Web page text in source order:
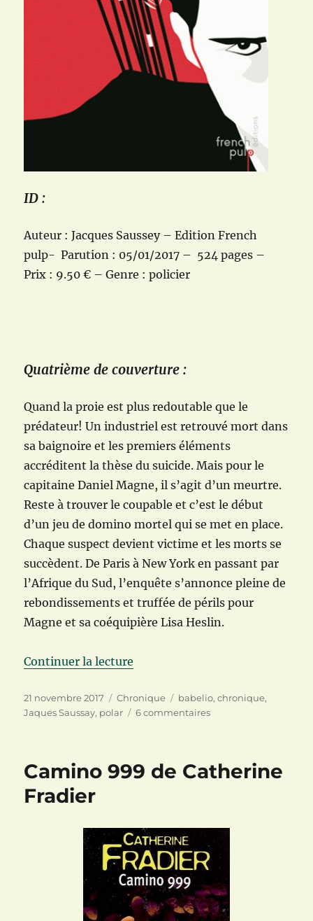
ID :
Auteur : Jacques Saussey – Edition French
pulp- Parution : 05/01/2017 – 524 pages –
Prix : 9.50 € – Genre : policier
Quatrième de couverture :
Quand la proie est plus redoutable que le
prédateur! Un industriel est retrouvé mort dans
sa baignoire et les premiers éléments
accréditent la thèse du suicide. Mais pour le
capitaine Daniel Magne, il s’agit d’un meurtre.
Reste à trouver le coupable et c’est le début
d’un jeu de domino mortel qui se met en place.
Chaque suspect devient victime et les morts se
succèdent. De Paris à New York en passant par
l’Afrique du Sud, l’enquête s’annonce pleine de
rebondissements et truffée de périls pour
Magne et sa coéquipière Lisa Heslin.
Continuer la lecture
Publié
le
21 novembre 2017 Catégories
Chronique Étiquettes
babelio,chronique,
Jaques Saussay, polar 6 commentairessur
Jacques
Camino 999 de Catherine
Fradier